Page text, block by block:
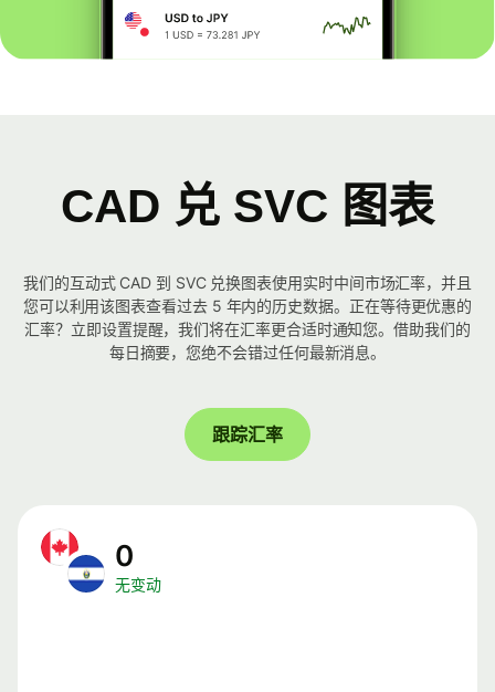
CAD 兑 SVC 图表
我们的互动式 CAD 到 SVC 兑换图表使用实时中间市场汇率，并且
您可以利用该图表查看过去 5 年内的历史数据。正在等待更优惠的
汇率？立即设置提醒，我们将在汇率更合适时通知您。借助我们的
每日摘要，您绝不会错过任何最新消息。
跟踪汇率
0
无变动